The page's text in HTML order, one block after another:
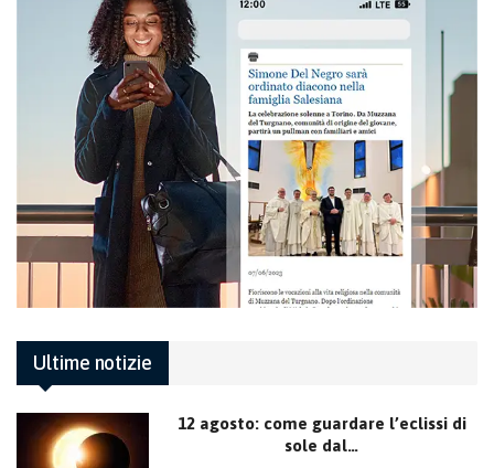
Ultime notizie
12 agosto: come guardare l’eclissi di
sole dal…